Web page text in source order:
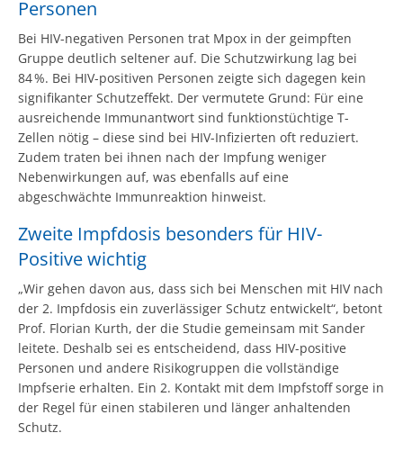
Personen
Bei HIV-negativen Personen trat Mpox in der geimpften
Gruppe deutlich seltener auf. Die Schutzwirkung lag bei
84 %. Bei HIV-positiven Personen zeigte sich dagegen kein
signifikanter Schutzeffekt. Der vermutete Grund: Für eine
ausreichende Immunantwort sind funktionstüchtige T-
Zellen nötig – diese sind bei HIV-Infizierten oft reduziert.
Zudem traten bei ihnen nach der Impfung weniger
Nebenwirkungen auf, was ebenfalls auf eine
abgeschwächte Immunreaktion hinweist.
Zweite Impfdosis besonders für HIV-
Positive wichtig
„Wir gehen davon aus, dass sich bei Menschen mit HIV nach
der 2. Impfdosis ein zuverlässiger Schutz entwickelt“, betont
Prof. Florian Kurth, der die Studie gemeinsam mit Sander
leitete. Deshalb sei es entscheidend, dass HIV-positive
Personen und andere Risikogruppen die vollständige
Impfserie erhalten. Ein 2. Kontakt mit dem Impfstoff sorge in
der Regel für einen stabileren und länger anhaltenden
Schutz.